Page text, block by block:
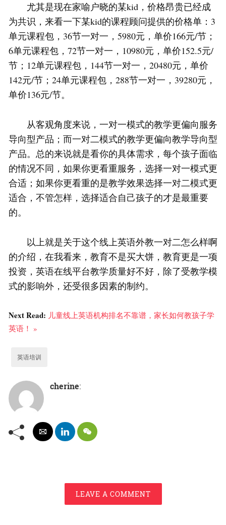
尤其是现在家喻户晓的某kid，价格昂贵已经成
为共识，来看一下某kid的课程顾问提供的价格单：3
单元课程包，36节一对一，5980元，单价166元/节；
6单元课程包，72节一对一，10980元，单价152.5元/
节；12单元课程包，144节一对一，20480元，单价
142元/节；24单元课程包，288节一对一，39280元，
单价136元/节。
从客观角度来说，一对一模式的教学更偏向服务
导向型产品；而一对二模式的教学更偏向教学导向型
产品。总的来说就是看你的具体需求，每个孩子面临
的情况不同，如果你更看重服务，选择一对一模式更
合适；如果你更看重的是教学效果选择一对二模式更
适合，不管怎样，选择适合自己孩子的才是最重要
的。
以上就是关于这个线上英语外教一对二怎么样啊
的介绍，在我看来，教育不是买大饼，教育更是一项
投资，英语在线平台教学质量好不好，除了受教学模
式的影响外，还受很多因素的制约。
Next Read: 儿童线上英语机构排名不靠谱，家长如何教孩子学
英语！ »
英语培训
cherine:
LEAVE A COMMENT